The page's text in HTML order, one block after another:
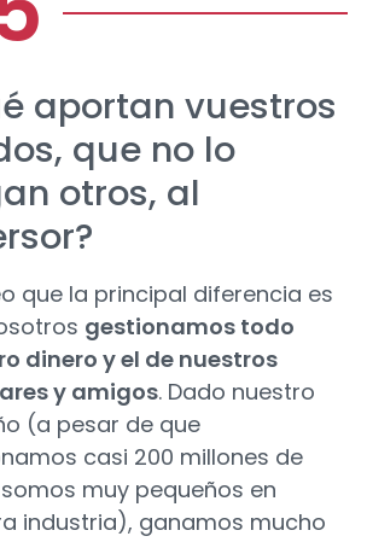
aportan vuestros
que no lo
otros, al
que la principal diferencia es
gestionamos todo
dinero y el de nuestros
y amigos. Dado nuestro
(a pesar de que
casi 200 millones de
muy pequeños en
industria), ganamos mucho